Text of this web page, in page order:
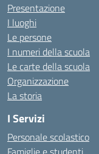
Presentazione
I luoghi
Le persone
I numeri della scuola
Le carte della scuola
Organizzazione
La storia
I Servizi
Personale scolastico